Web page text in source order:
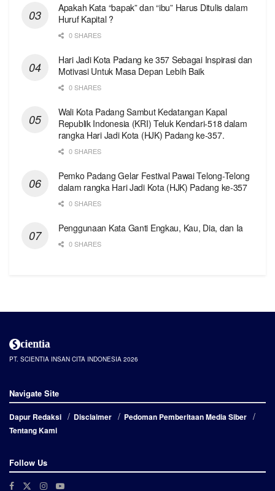
Apakah Kata “bapak” dan “ibu” Harus Ditulis dalam
Huruf Kapital ?
0 SHARES
Hari Jadi Kota Padang ke 357 Sebagai Inspirasi dan
Motivasi Untuk Masa Depan Lebih Baik
0 SHARES
Wali Kota Padang Sambut Kedatangan Kapal
Republik Indonesia (KRI) Teluk Kendari-518 dalam
rangka Hari Jadi Kota (HJK) Padang ke-357.
0 SHARES
Pemko Padang Gelar Festival Pawai Telong-Telong
dalam rangka Hari Jadi Kota (HJK) Padang ke-357
0 SHARES
Penggunaan Kata Ganti Engkau, Kau, Dia, dan Ia
0 SHARES
PT. SCIENTIA INSAN CITA INDONESIA 2026
Navigate Site
Dapur Redaksi Disclaimer
Pedoman Pemberitaan Media Siber
Tentang Kami
Follow Us